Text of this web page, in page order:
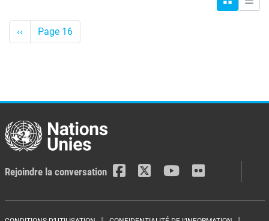
Grille
Pagination
<-
Précédent
‹‹ Page 16
Rejoindre la conversation